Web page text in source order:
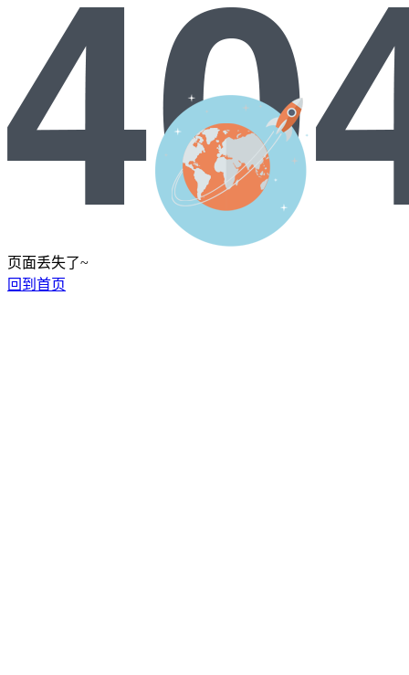
页面丢失了~
回到首页